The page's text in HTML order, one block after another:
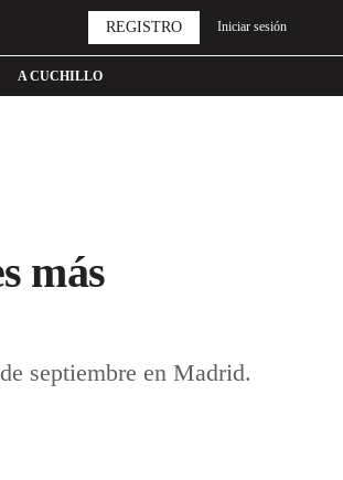
A CUCHILLO
REGISTRO Iniciar sesión
más
septiembre en Madrid.